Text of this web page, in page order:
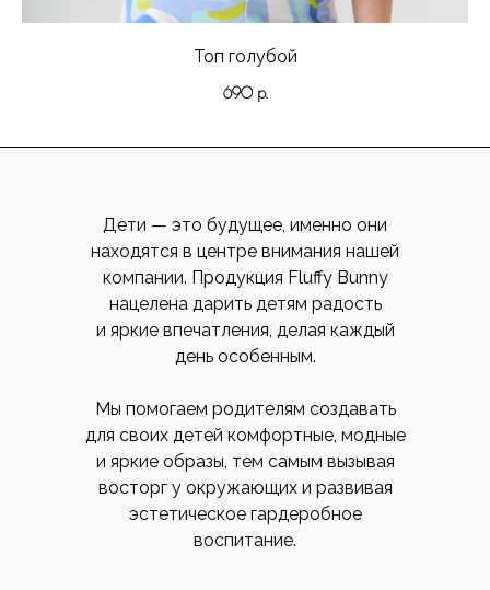
Топ голубой
690 р.
Дети — это будущее, именно они
находятся в центре внимания нашей
компании. Продукция Fluffy Bunny
нацелена дарить детям радость
и яркие впечатления, делая каждый
день особенным.
Мы помогаем родителям создавать
для своих детей комфортные, модные
и яркие образы, тем самым вызывая
восторг у окружающих и развивая
эстетическое гардеробное
воспитание.